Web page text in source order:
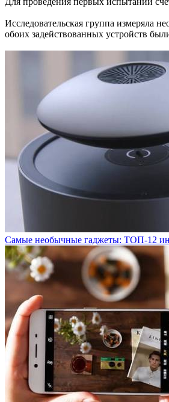
Исследовательская группа измеряла
обоих задействованных устройств
Самые необычные гаджеты: ТОП-12